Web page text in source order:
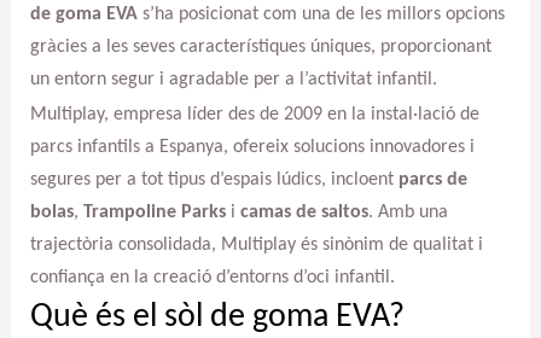
de goma EVAs’ha posicionat com una de les millors opcions
gràcies a les seves característiques úniques, proporcionant
un entorn segur i agradable per a l’activitat infantil.
Multiplay, empresa líder des de 2009 en la instal·lació de
parcs infantils a Espanya, ofereix solucions innovadores i
segures per a tot tipus d’espais lúdics, incloent parcs de
bolas, Trampoline Parksi camas de saltos. Amb una
trajectòria consolidada, Multiplay és sinònim de qualitat i
confiança en la creació d’entorns d’oci infantil.
Què és el sòl de goma EVA?